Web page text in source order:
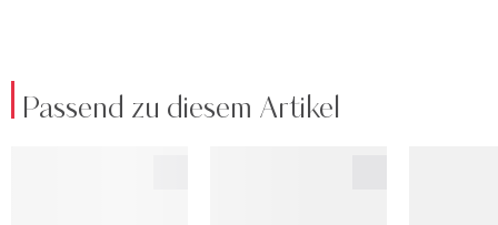
Passend zu diesem Artikel